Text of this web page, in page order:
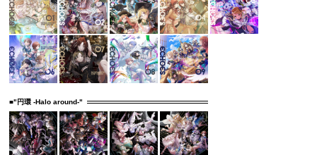
■"円環 -Halo around-"